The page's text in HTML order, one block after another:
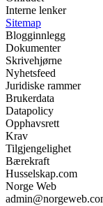
Interne lenker
Sitemap
Blogginnlegg
Dokumenter
Skrivehjørne
Nyhetsfeed
Juridiske rammer
Brukerdata
Datapolicy
Opphavsrett
Krav
Tilgjengelighet
Bærekraft
Husselskap.com
Norge Web